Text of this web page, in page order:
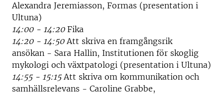
Alexandra Jeremiasson, Formas (presentation i
Ultuna)
14:00 - 14:20Fika
14:20 - 14:50Att skriva en framgångsrik
ansökan - Sara Hallin, Institutionen för skoglig
mykologi och växtpatologi (presentation i Ultuna)
14:55 - 15:15Att skriva om kommunikation och
samhällsrelevans - Caroline Grabbe,